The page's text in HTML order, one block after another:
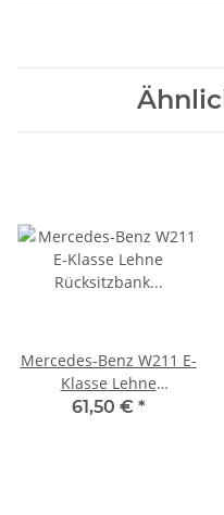
Mercedes-Benz W211 E-
Klasse Lehne
Rücksitzbank rechts
61,50 € *